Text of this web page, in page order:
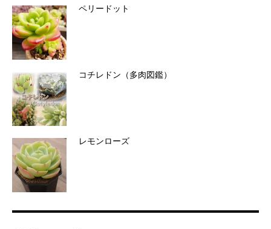
ペリードット
コチレドン（多肉図鑑）
レモンローズ